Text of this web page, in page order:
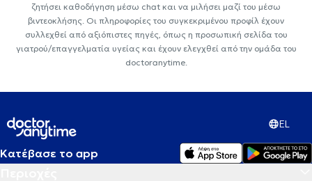
ζητήσει καθοδήγηση μέσω chat και να μιλήσει μαζί του μέσω
βιντεοκλήσης. Οι πληροφορίες του συγκεκριμένου προφίλ έχουν
συλλεχθεί από αξιόπιστες πηγές, όπως η προσωπική σελίδα του
γιατρού/επαγγελματία υγείας και έχουν ελεγχθεί από την ομάδα του
doctoranytime.
EL
Κατέβασε το app